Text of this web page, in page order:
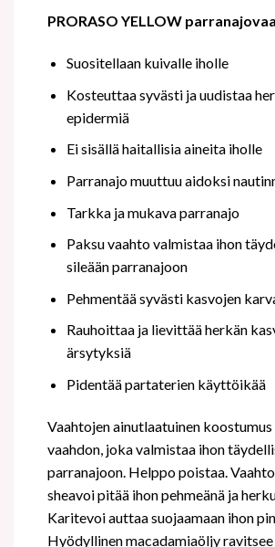
PRORASO YELLOW
Suositellaan kuivalle iholle
Kosteuttaa syvästi ja uudistaa
epidermiä
Ei sisällä haitallisia aineita iholle
Parranajo muuttuu aidoksi
Tarkka ja mukava parranajo
Paksu vaahto valmistaa ihon
sileään parranajoon
Pehmentää syvästi kasvojen
Rauhoittaa ja lievittää herkän
ärsytyksiä
Pidentää partaterien käyttöikää
Vaahtojen ainutlaatuinen
vaahdon, joka valmistaa ihon
parranajoon. Helppo poistaa.
sheavoi pitää ihon pehmeänä ja
Karitevoi auttaa suojaamaan ihon
Hyödyllinen macadamiaöljy ravitsee